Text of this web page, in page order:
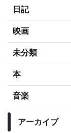
日記
映画
未分類
本
音楽
アーカイブ